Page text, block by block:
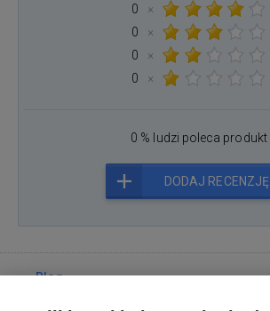
0
×
0
×
0
×
0
×
0 % ludzi poleca produkt
DODAJ RECENZJĘ
Blog